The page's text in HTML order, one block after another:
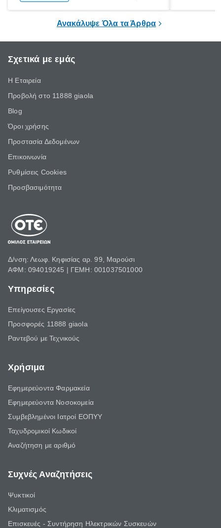
Ανακάλυψε Όλα τα Άρθρα
Σχετικά με εμάς
Η Εταιρεία
Προβολή στο 11888 giaola
Blog
Όροι χρήσης
Προστασία Δεδομένων
Επικοινωνία
Ρυθμίσεις Cookies
Προσβασιμότητα
Δ/νση: Λεωφ. Κηφισίας αρ. 99, Μαρούσι
ΑΦΜ: 094019245 | ΓΕΜΗ: 001037501000
Υπηρεσίες
Επείγουσες Εργασίες
Προσφορές 11888 giaola
Ραντεβού με Τεχνικούς
Χρήσιμα
Εφημερεύοντα Φαρμακεία
Εφημερεύοντα Νοσοκομεία
Συμβεβλημένοι Ιατροί ΕΟΠΥΥ
Ταχυδρομικοί Κωδικοί
Αναζήτηση με αριθμό
Συχνές Αναζητήσεις
Ψυκτικοί
Κλιματισμός
Επισκευές - Συντήρηση Ηλεκτρικών Συσκευών